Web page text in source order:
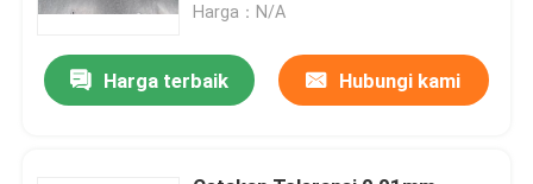
Harga：N/A
Harga terbaik Hubungi kami